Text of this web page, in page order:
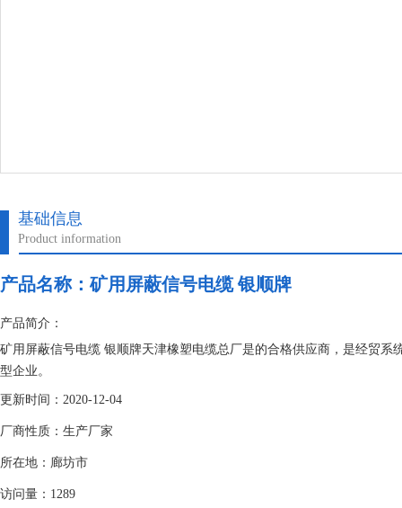
基础信息
Product information
产品名称： 矿用屏蔽信号电缆 银顺牌
产品简介：
矿用屏蔽信号电缆 银顺牌天津橡塑电缆总厂是的合格供应商，是经贸
型企业。
更新时间：2020-12-04
厂商性质：生产厂家
所在地：廊坊市
访问量：1289